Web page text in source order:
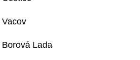
Vacov
Borová Lada